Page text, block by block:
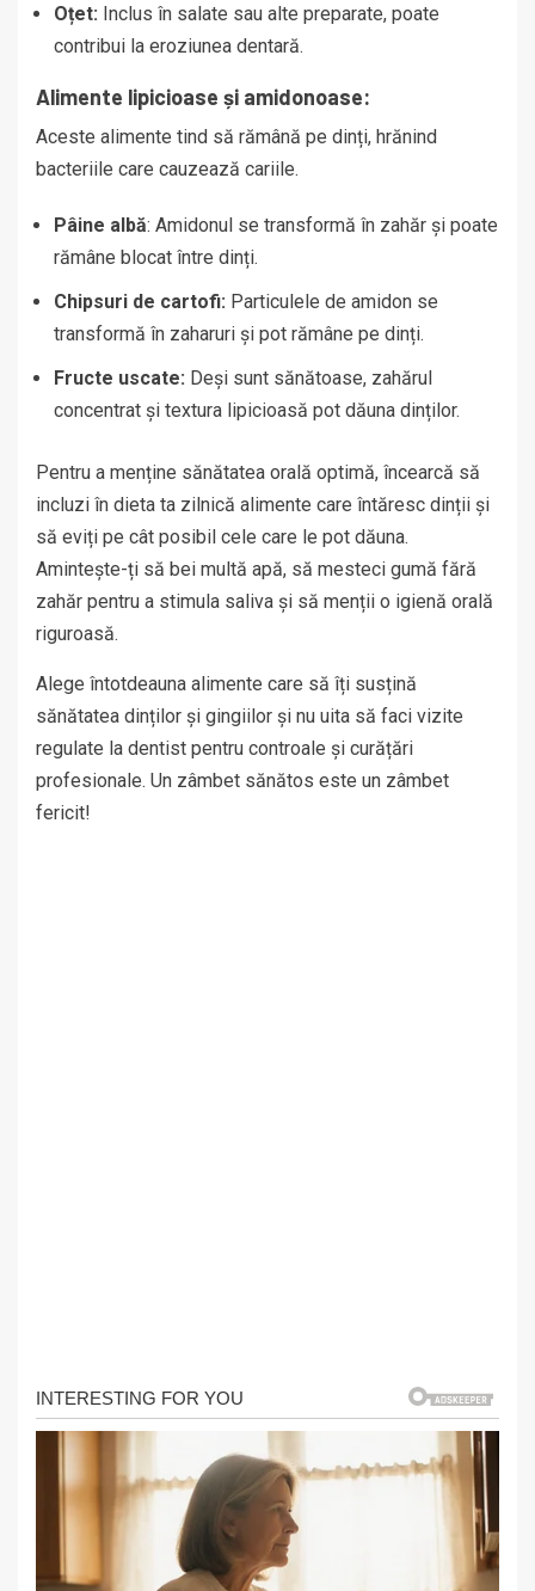
Oțet: Inclus în salate sau alte preparate, poate
contribui la eroziunea dentară.
Alimente lipicioase și amidonoase:
Aceste alimente tind să rămână pe dinți, hrănind
bacteriile care cauzează cariile.
Pâine albă: Amidonul se transformă în zahăr și poate
rămâne blocat între dinți.
Chipsuri de cartofi: Particulele de amidon se
transformă în zaharuri și pot rămâne pe dinți.
Fructe uscate: Deși sunt sănătoase, zahărul
concentrat și textura lipicioasă pot dăuna dinților.
Pentru a menține sănătatea orală optimă, încearcă să
incluzi în dieta ta zilnică alimente care întăresc dinții și
să eviți pe cât posibil cele care le pot dăuna.
Amintește-ți să bei multă apă, să mesteci gumă fără
zahăr pentru a stimula saliva și să menții o igienă orală
riguroasă.
Alege întotdeauna alimente care să îți susțină
sănătatea dinților și gingiilor și nu uita să faci vizite
regulate la dentist pentru controale și curățări
profesionale. Un zâmbet sănătos este un zâmbet
fericit!